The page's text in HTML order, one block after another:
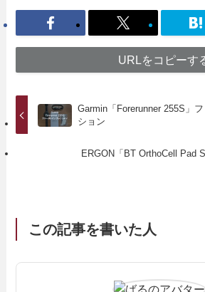
URLをコピーす
Garmin「Forerunner 255S」
ション
ERGON「BT OrthoCell Pad
この記事を書いた人